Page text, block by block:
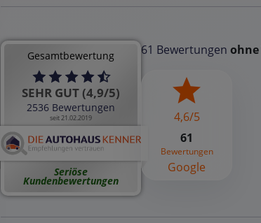
Gesamtbewertung
SEHR GUT (4,9/5)
2536 Bewertungen
seit 21.02.2019
Seriöse
Kundenbewertungen
61 Bewertungen
4,6/5
61
Bewertungen
Google